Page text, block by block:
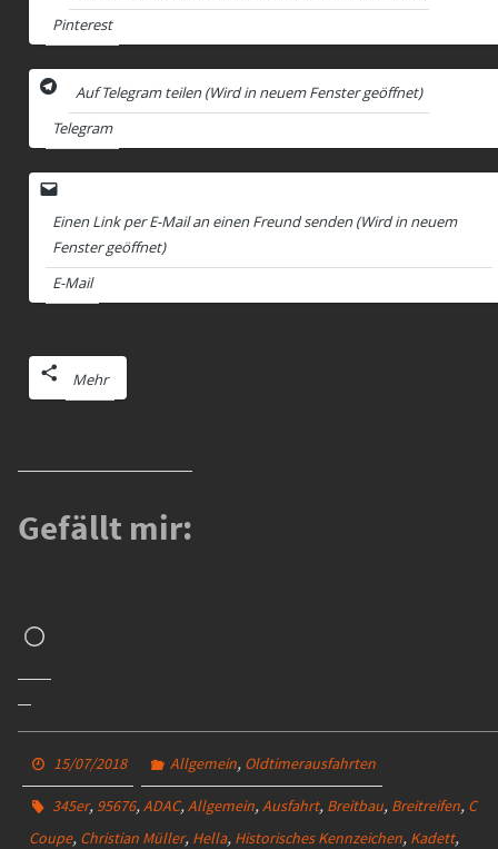
Pinterest
Auf Telegram teilen (Wird in neuem Fenster geöffnet)
Telegram
Einen Link per E-Mail an einen Freund senden (Wird in neuem
Fenster geöffnet)
E-Mail
Mehr
Gefällt mir:
geladen …
15/07/2018 Allgemein, Oldtimerausfahrten
345er, 95676, ADAC, Allgemein, Ausfahrt, Breitbau, Breitreifen, C
Coupe, Christian Müller, Hella, Historisches Kennzeichen, Kadett,